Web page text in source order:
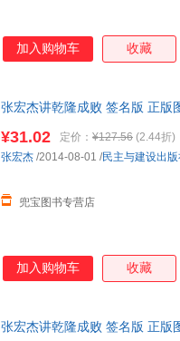
加入购物车 收藏
张宏杰讲乾隆成败 签名版 正版
¥31.02 定价： ¥127.56 (2.44折)
兜宝图书专营店
张宏杰 /2014-08-01 /民主与建设出
加入购物车 收藏
张宏杰讲乾隆成败 签名版 正版